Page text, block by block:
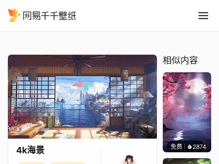
4k海景
相似内容
免费 2874